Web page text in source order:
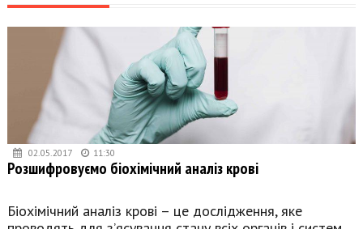
02.05.2017 11:30
Розшифровуємо біохімічний аналіз крові
Біохімічний аналіз крові – це дослідження, яке